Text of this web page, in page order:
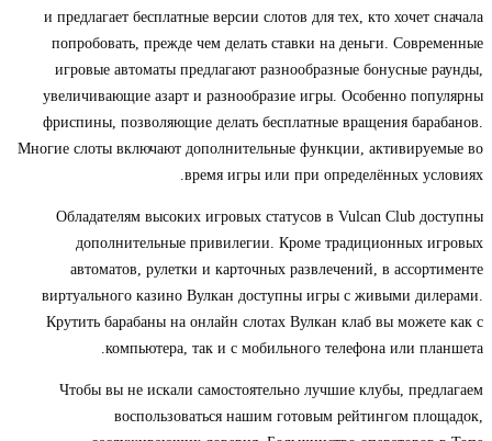
и предлагает бесплатные версии слотов для тех, кто хочет сначала
попробовать, прежде чем делать ставки на деньги. Современные
игровые автоматы предлагают разнообразные бонусные раунды,
увеличивающие азарт и разнообразие игры. Особенно популярны
фриспины, позволяющие делать бесплатные вращения барабанов.
Многие слоты включают дополнительные функции, активируемые во
время игры или при определённых условиях.
Обладателям высоких игровых статусов в Vulcan Club доступны
дополнительные привилегии. Кроме традиционных игровых
автоматов, рулетки и карточных развлечений, в ассортименте
виртуального казино Вулкан доступны игры с живыми дилерами.
Крутить барабаны на онлайн слотах Вулкан клаб вы можете как с
компьютера, так и с мобильного телефона или планшета.
Чтобы вы не искали самостоятельно лучшие клубы, предлагаем
воспользоваться нашим готовым рейтингом площадок,